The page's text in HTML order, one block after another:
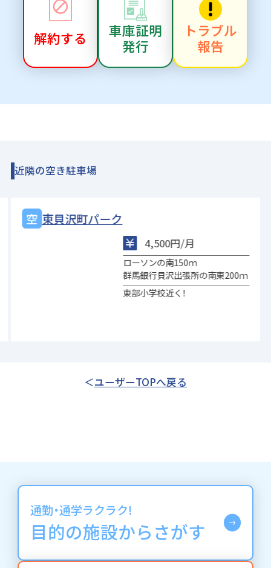
解約する
車庫証明
発行
トラブル
報告
近隣の空き駐車場
東貝沢町パーク
4,500円/月
ローソンの南150ｍ
群馬銀行貝沢出張所の南東200ｍ
東部小学校近く！
ユーザーTOPへ戻る
通勤・通学ラクラク!
目的の施設からさがす